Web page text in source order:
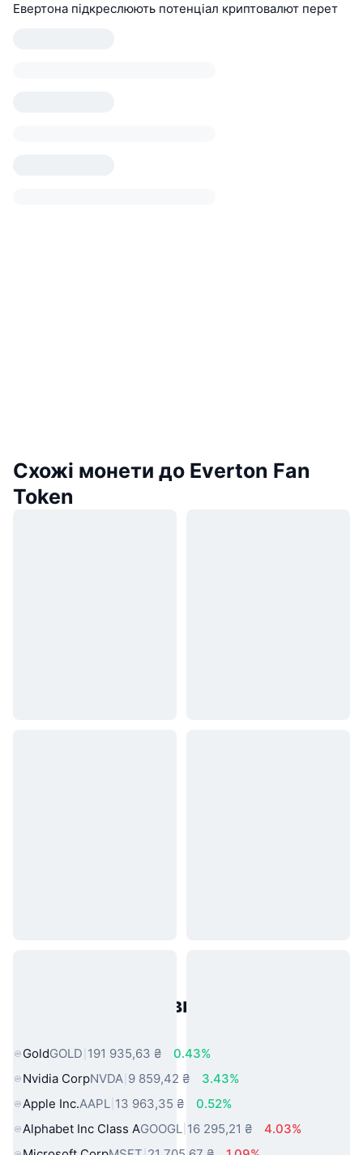
Евертона підкреслюють потенціал криптовалют перет
Схожі монети до Everton Fan
Token
Популярні активи реального
GoldGOLD 191 935,63 ₴
0.43%
Nvidia CorpNVDA 9 859,42 ₴
3.43%
Apple Inc.AAPL 13 963,35 ₴
0.52%
Alphabet Inc Class AGOOGL 16 295,21 ₴
4.03%